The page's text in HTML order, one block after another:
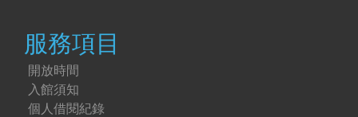
服務項目
開放時間
入館須知
個人借閱紀錄